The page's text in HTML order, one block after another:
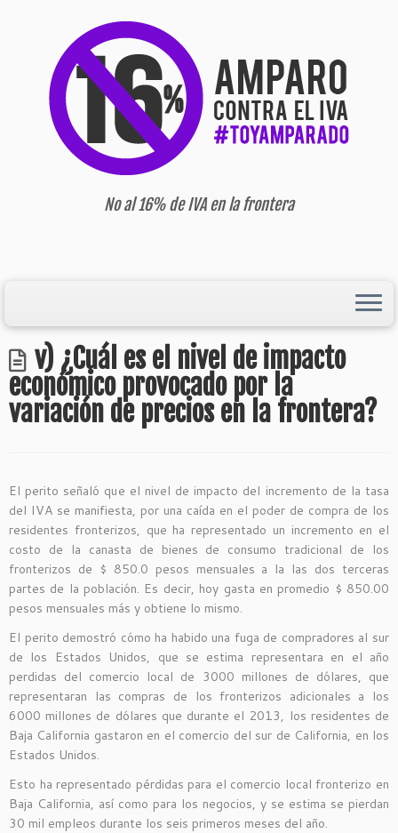
No al 16% de IVA en la frontera
v) ¿Cuál es el nivel de impacto
económico provocado por la
variación de precios en la frontera?
El perito señaló que el nivel de impacto del incremento de la tasa
del IVA se manifiesta, por una caída en el poder de compra de los
residentes fronterizos, que ha representado un incremento en el
costo de la canasta de bienes de consumo tradicional de los
fronterizos de $ 850.0 pesos mensuales a la las dos terceras
partes de la población. Es decir, hoy gasta en promedio $ 850.00
pesos mensuales más y obtiene lo mismo.
El perito demostró cómo ha habido una fuga de compradores al sur
de los Estados Unidos, que se estima representara en el año
perdidas del comercio local de 3000 millones de dólares, que
representaran las compras de los fronterizos adicionales a los
6000 millones de dólares que durante el 2013, los residentes de
Baja California gastaron en el comercio del sur de California, en los
Estados Unidos.
Esto ha representado pérdidas para el comercio local fronterizo en
Baja California, así como para los negocios, y se estima se pierdan
30 mil empleos durante los seis primeros meses del año.